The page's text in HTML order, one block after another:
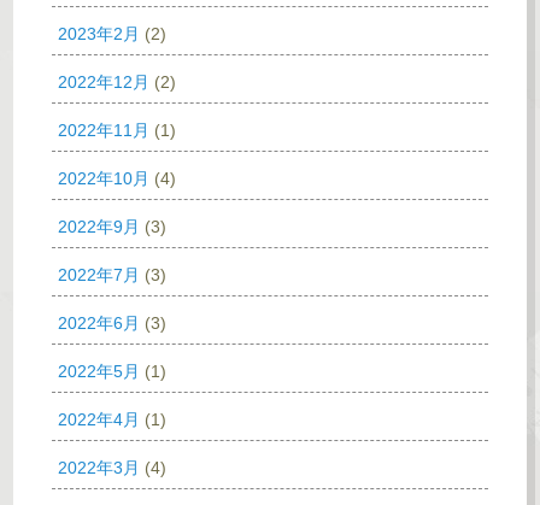
2023年2月 (2)
2022年12月 (2)
2022年11月 (1)
2022年10月 (4)
2022年9月 (3)
2022年7月 (3)
2022年6月 (3)
2022年5月 (1)
2022年4月 (1)
2022年3月 (4)